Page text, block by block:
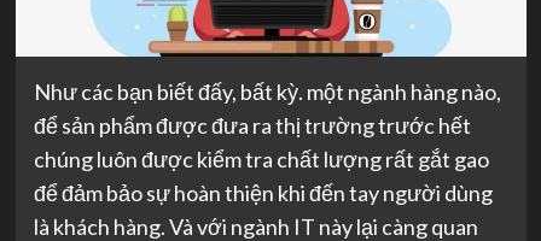
Như các bạn biết đấy, bất kỳ. một ngành hàng nào,
để sản phẩm được đưa ra thị trường trước hết
chúng luôn được kiểm tra chất lượng rất gắt gao
để đảm bảo sự hoàn thiện khi đến tay người dùng
là khách hàng. Và với ngành IT này lại càng quan